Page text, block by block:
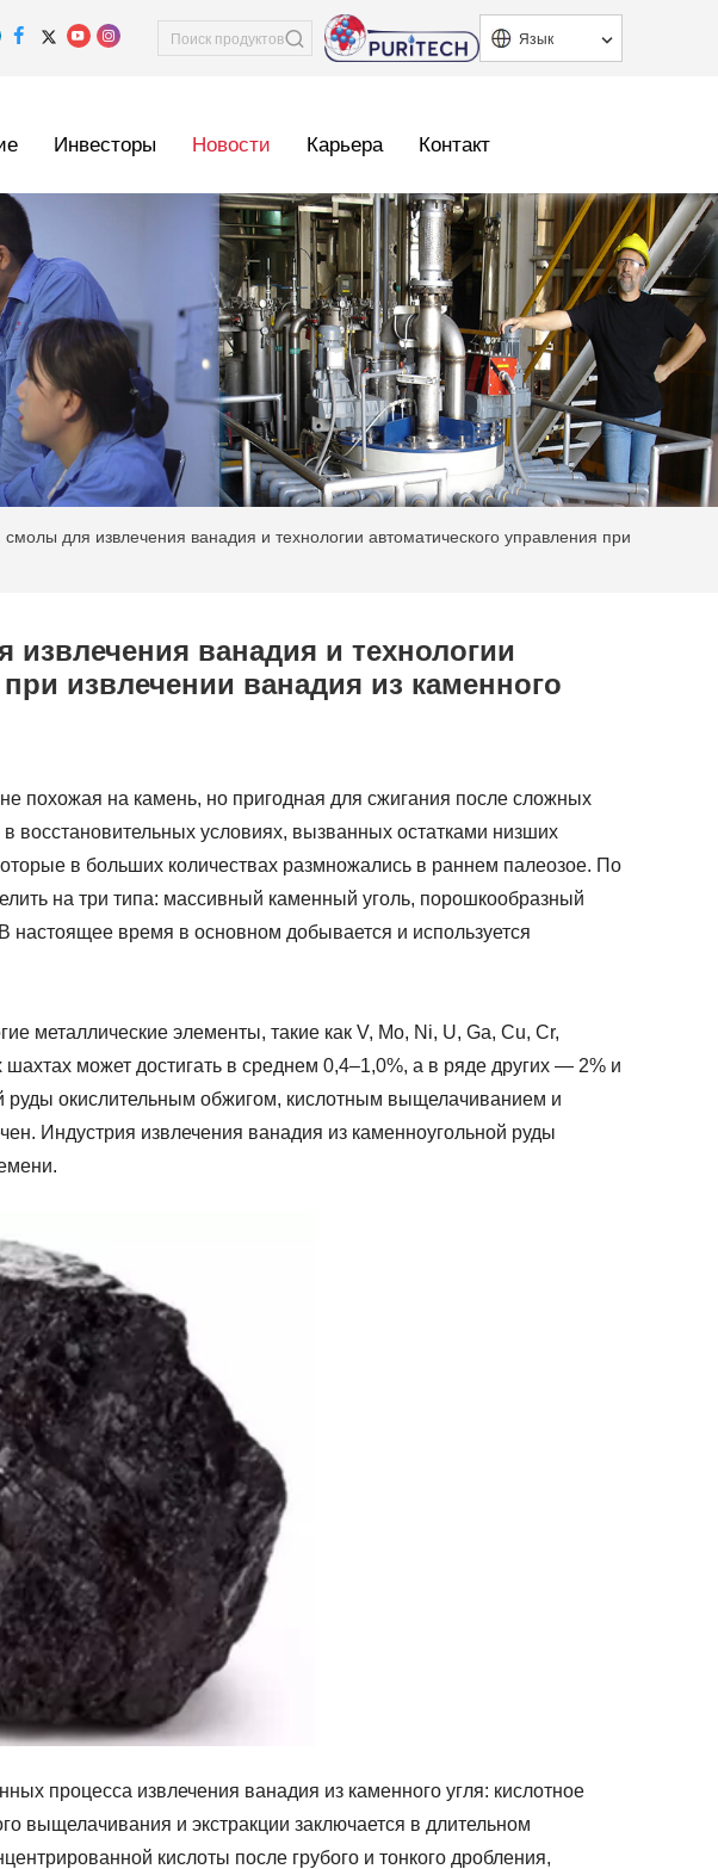
Язык
Инвесторы Новости Карьера Контакт
для извлечения ванадия и технологии автоматического управления при
ванадия и технологии
извлечении ванадия из каменного
похожая на камень, но пригодная для сжигания после сложных
восстановительных условиях, вызванных остатками низших
в больших количествах размножались в раннем палеозое. По
на три типа: массивный каменный уголь, порошкообразный
настоящее время в основном добывается и используется
металлические элементы, такие как V, Mo, Ni, U, Ga, Cu, Cr,
может достигать в среднем 0,4–1,0%, а в ряде других — 2% и
руды окислительным обжигом, кислотным выщелачиванием и
Индустрия извлечения ванадия из каменноугольной руды
процесса извлечения ванадия из каменного угля: кислотное
выщелачивания и экстракции заключается в длительном
кислоты после грубого и тонкого дробления,